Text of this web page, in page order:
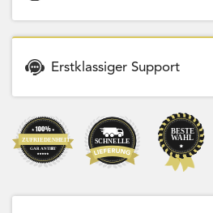
Erstklassiger Support